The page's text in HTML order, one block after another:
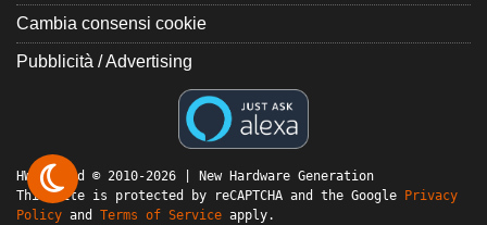
Cambia consensi cookie
Pubblicità / Advertising
HW Legend © 2010-2026 | New Hardware Generation
This site is protected by reCAPTCHA and the Google Privacy
Policy and Terms of Service apply.